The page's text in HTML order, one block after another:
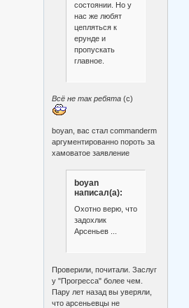
состоянии. Но у
нас же любят
цепляться к
ерунде и
пропускать
главное.
Всё не так ребята (с)
boyan, вас стал commanderm
аргументированно пороть за
хамоватое заявление
boyan
написал(а):
Охотно верю, что
задохлик
Арсеньев ...
Проверили, почитали. Заслуг
у "Прогресса" более чем.
Пару лет назад вы уверяли,
что арсеньевцы не